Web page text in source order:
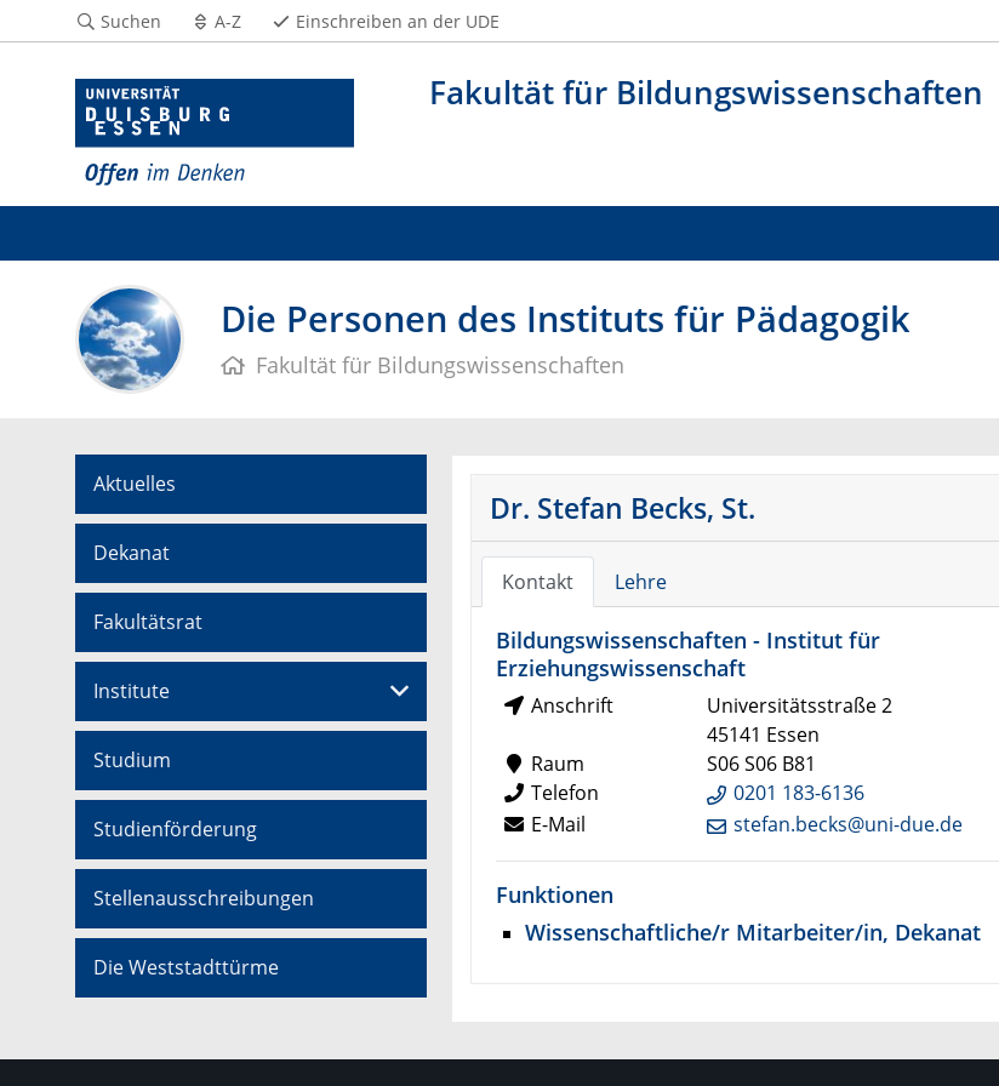
Fakultät für Bildungswissenschaften
Suchen A-Z Einschreiben an der UDE
Die Personen des Instituts für Pädagogik
Fakultät für Bildungswissenschaften
Aktuelles
Dekanat
Fakultätsrat
Institute
Studium
Studienförderung
Stellenausschreibungen
Die Weststadttürme
Dr. Stefan Becks, St.
Kontakt Lehre
Bildungswissenschaften - Institut für
Erziehungswissenschaft
Anschrift
Universitätsstraße 2
45141 Essen
Raum
S06 S06 B81
Telefon
0201 183-6136
E-Mail
stefan.becks@uni-due.de
Funktionen
Wissenschaftliche/r Mitarbeiter/in, Dekanat